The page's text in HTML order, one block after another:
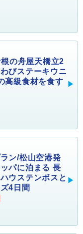
の舟屋天橋立2
びステーキウニ
高級食材を食す
ン/松山空港発
パに泊まる 長
ウステンボスと
4日間